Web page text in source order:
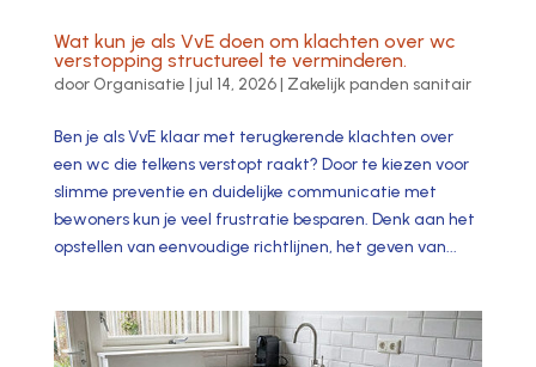
Wat kun je als VvE doen om klachten over wc
verstopping structureel te verminderen.
door Organisatie | jul 14, 2026| Zakelijk panden sanitair
Ben je als VvE klaar met terugkerende klachten over
een wc die telkens verstopt raakt? Door te kiezen voor
slimme preventie en duidelijke communicatie met
bewoners kun je veel frustratie besparen. Denk aan het
opstellen van eenvoudige richtlijnen, het geven van...